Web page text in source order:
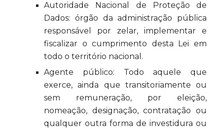
Autoridade Nacional de Proteção de
Dados: órgão da administração pública
responsável por zelar, implementar e
fiscalizar o cumprimento desta Lei em
todo o território nacional.
Agente público: Todo aquele que
exerce, ainda que transitoriamente ou
sem remuneração, por eleição,
nomeação, designação, contratação ou
qualquer outra forma de investidura ou